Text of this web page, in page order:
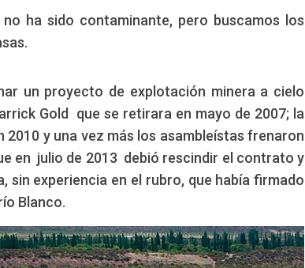
ha sido contaminante, pero buscamos los
un proyecto de explotación minera a cielo
Gold que se retirara en mayo de 2007; la
y una vez más los asambleístas frenaron
en julio de 2013 debió rescindir el contrato y
sin experiencia en el rubro, que había firmado
Blanco.